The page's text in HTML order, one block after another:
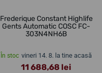
Frederique Constant Highlife
Gents Automatic COSC FC-
303N4NH6B
În stoc vineri 14. 8. la tine acasă
11 688,68 lei